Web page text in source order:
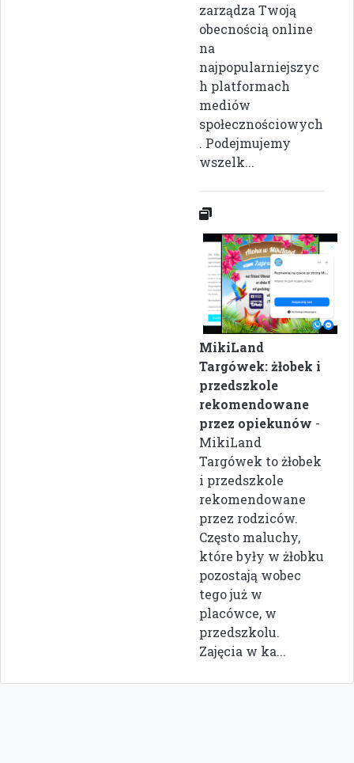
zarządza Twoją
obecnością online
na
najpopularniejszyc
h platformach
mediów
społecznościowych
. Podejmujemy
wszelk...
MikiLand
Targówek: żłobek i
przedszkole
rekomendowane
przez opiekunów -
MikiLand
Targówek to żłobek
i przedszkole
rekomendowane
przez rodziców.
Często maluchy,
które były w żłobku
pozostają wobec
tego już w
placówce, w
przedszkolu.
Zajęcia w ka...